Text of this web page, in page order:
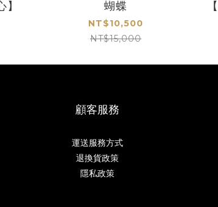
蝴蝶
NT$10,500
NT$15,000
顧客服務
運送服務方式
退換貨政策
隱私政策